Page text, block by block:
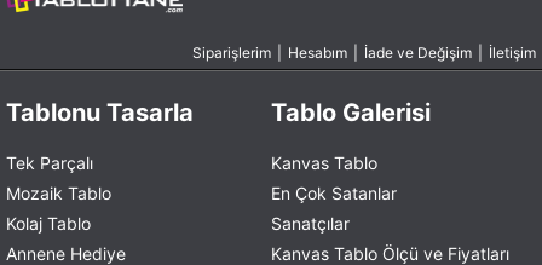
Siparişlerim Hesabım İade ve Değişim İletişim
Tablonu Tasarla
Tek Parçalı
Mozaik Tablo
Kolaj Tablo
Annene Hediye
Tablo Galerisi
Kanvas Tablo
En Çok Satanlar
Sanatçılar
Kanvas Tablo Ölçü ve Fiyatları